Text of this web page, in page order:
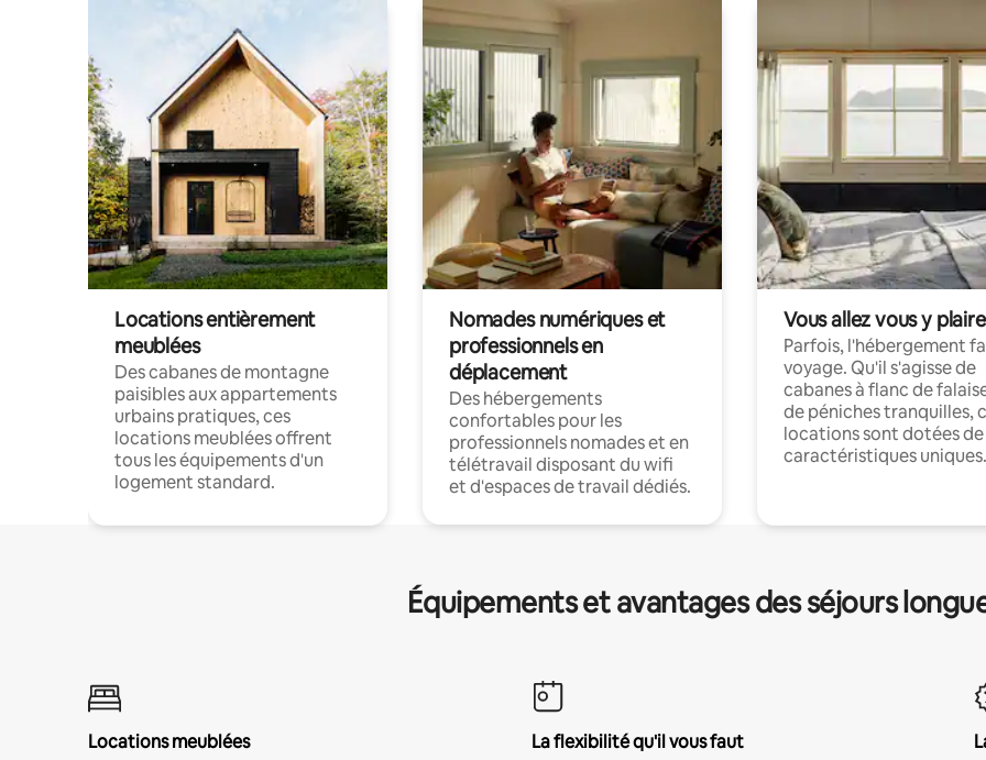
Locations entièrement
meublées
Des cabanes de montagne
paisibles aux appartements
urbains pratiques, ces
locations meublées offrent
tous les équipements d'un
logement standard.
Nomades numériques et
professionnels en
déplacement
Des hébergements
confortables pour les
professionnels nomades et en
télétravail disposant du wifi
et d'espaces de travail dédiés.
Vous allez vous y plaire
Parfois, l'hébergement
voyage. Qu'il s'agisse de
cabanes à flanc de
de péniches tranquilles,
locations sont dotées de
caractéristiques uniques.
Équipements et avantages des séjours
Locations meublées
La flexibilité qu'il vous faut